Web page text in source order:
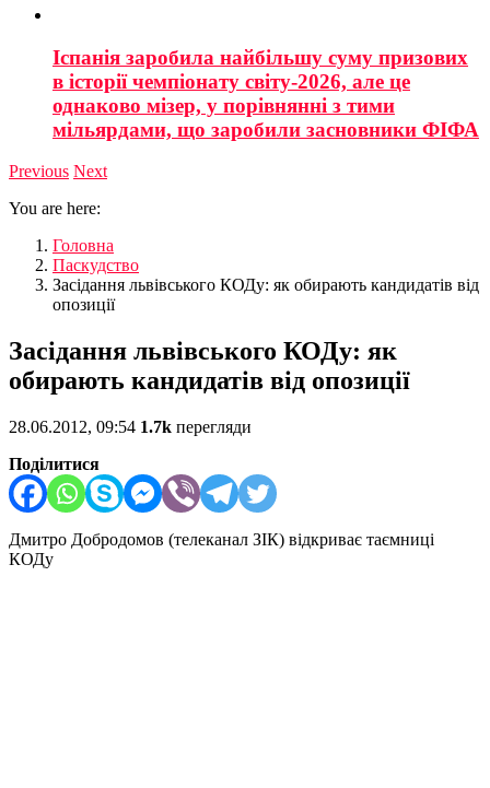
Іспанія заробила найбільшу суму призових
в історії чемпіонату світу-2026, але це
однаково мізер, у порівнянні з тими
мільярдами, що заробили засновники ФІФА
Previous Next
You are here:
Головна
Паскудство
Засідання львівського КОДу: як обирають кандидатів від
опозиції
Засідання львівського КОДу: як
обирають кандидатів від опозиції
28.06.2012, 09:54 1.7k перегляди
Поділитися
Дмитро Добродомов (телеканал ЗІК) відкриває таємниці
КОДу